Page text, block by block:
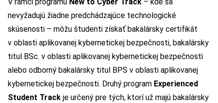
V rámci programu New to Cyber Track – kde sa
nevyžadujú žiadne predchádzajúce technologické
skúsenosti – môžu študenti získať bakalársky certifikát
v oblasti aplikovanej kybernetickej bezpečnosti, bakalársky
titul BSc. v oblasti aplikovanej kybernetickej bezpečnosti
alebo odborný bakalársky titul BPS v oblasti aplikovanej
kybernetickej bezpečnosti. Druhý program Experienced
Student Track je určený pre tých, ktorí už majú bakalársky